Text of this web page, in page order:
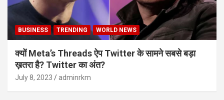
BUSINESS TRENDING WORLD NEWS
क्यों Meta’s Threads ऐप Twitter के सामने सबसे बड़ा
ख़तरा है? Twitter का अंत?
July 8, 2023 adminrkm